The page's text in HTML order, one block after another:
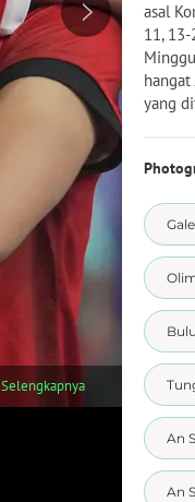
Selengkapnya 1
asal
11,
yang
An
An